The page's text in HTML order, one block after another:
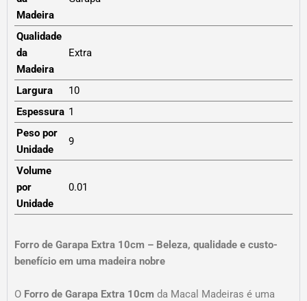
Madeira
Qualidade
da
Madeira
Extra
Largura
10
Espessura 1
Peso por
Unidade
9
Volume
por
Unidade
0.01
Forro de Garapa Extra 10cm – Beleza, qualidade e custo-
benefício em uma madeira nobre
O Forro de Garapa Extra 10cm da Macal Madeiras é uma